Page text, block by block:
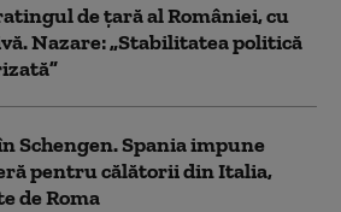
de țară al României, cu
Nazare: „Stabilitatea politică
Schengen. Spania impune
pentru călătorii din Italia,
de Roma